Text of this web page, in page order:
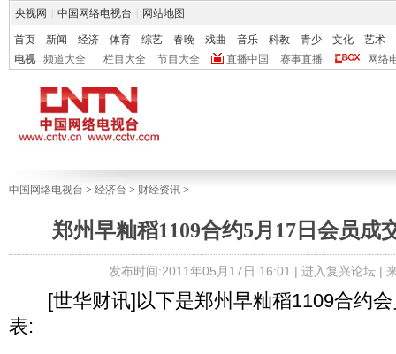
央视网 中国网络电视台 网站地图
首页 新闻 经济 体育 综艺 春晚 戏曲 音乐 科教 青少 文化
艺术
电视
频道大全 栏目大全 节目大全 直播中国 赛事直播 网络
中国网络电视台 > 经济台 > 财经资讯 >
郑州早籼稻1109合约5月17日会员成
发布时间:2011年05月17日 16:01 | 进入复兴论坛|
[世华财讯]以下是郑州早籼稻1109合约会
表: